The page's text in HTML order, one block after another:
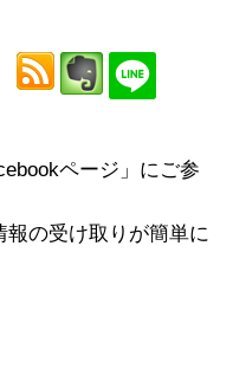
ページ」にご参
の受け取りが簡単に